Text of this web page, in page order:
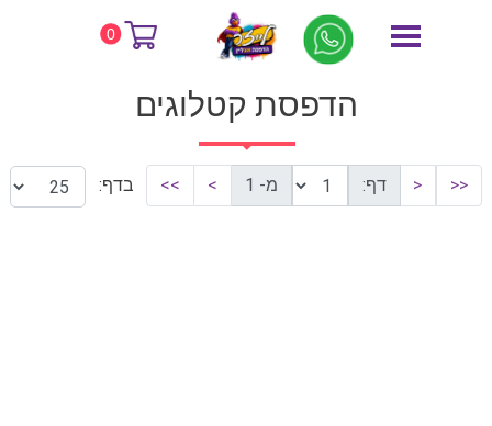
0 דף הבית הדפסת קטלוגים
הדפסת קטלוגים
<<
< דף: מ- 1 >
>> בדף: